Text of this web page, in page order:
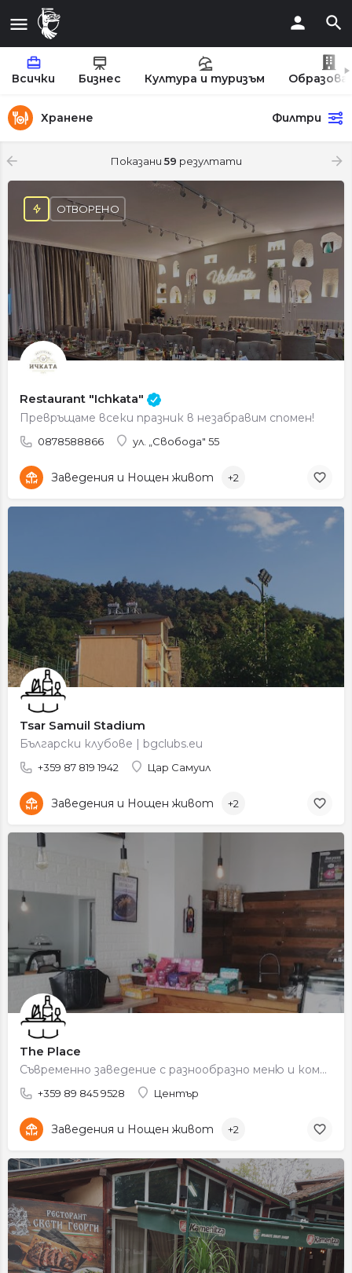
Всички Бизнес Култура и туризъм
Хранене Филтри
Показани 59 резултати
Restaurant "Ichkata"
Превръщаме всеки празник в незабравим спомен!
0878588866 ул. „Свобода" 55
ОТВОРЕНО
Заведения и Нощен живот +2
Tsar Samuil Stadium
Български клубове | bgclubs.eu
+359 87 819 1942 Цар Самуил
Заведения и Нощен живот +2
The Place
Съвременно заведение с разнообразно меню и комфортна обстановка.
+359 89 845 9528 Център
Заведения и Нощен живот +2